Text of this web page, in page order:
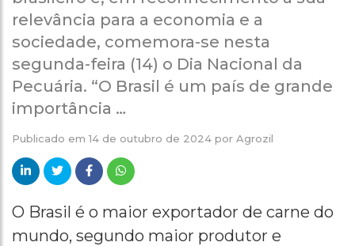
relevância para a economia e a
sociedade, comemora-se nesta
segunda-feira (14) o Dia Nacional da
Pecuária. “O Brasil é um país de grande
importância …
Publicado em14 de outubro de 2024 por Agrozil
O Brasil é o maior exportador de carne do
mundo, segundo maior produtor e